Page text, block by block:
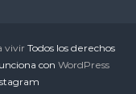
vivirTodos los derechos
con WordPress